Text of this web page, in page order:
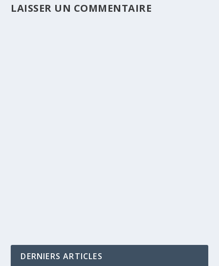
LAISSER UN COMMENTAIRE
DERNIERS ARTICLES